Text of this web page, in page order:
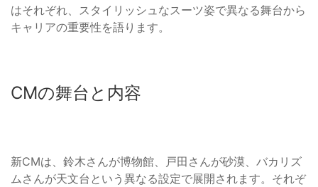
はそれぞれ、スタイリッシュなスーツ姿で異なる舞台から
キャリアの重要性を語ります。
CMの舞台と内容
新CMは、鈴木さんが博物館、戸田さんが砂漠、バカリズ
ムさんが天文台という異なる設定で展開されます。それぞ